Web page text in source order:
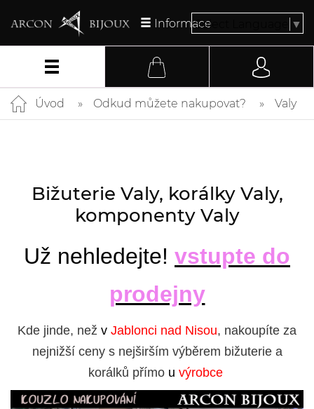
InformaceSelect Language ▼
Úvod Odkud můžete nakupovat? Valy
Bižuterie Valy, korálky Valy,
komponenty Valy
Už nehledejte! vstupte do
prodejny
Kde jinde, než v Jablonci nad Nisou, nakoupíte za
nejnižší ceny s nejširším výběrem bižuterie a
korálků přímo u výrobce